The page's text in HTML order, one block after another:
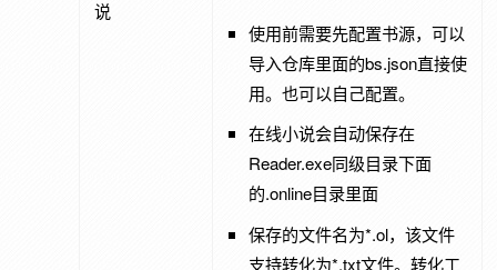
说
使用前需要先配置书源，可以
导入仓库里面的bs.json直接使
用。也可以自己配置。
在线小说会自动保存在
Reader.exe同级目录下面
的.online目录里面
保存的文件名为*.ol，该文件
支持转化为*.txt文件。转化工